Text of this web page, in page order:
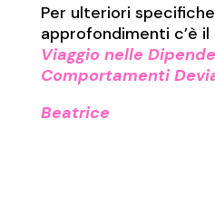
Per ulteriori
approfondimenti c’è il
Viaggio nelle
Comportamenti
Beatrice